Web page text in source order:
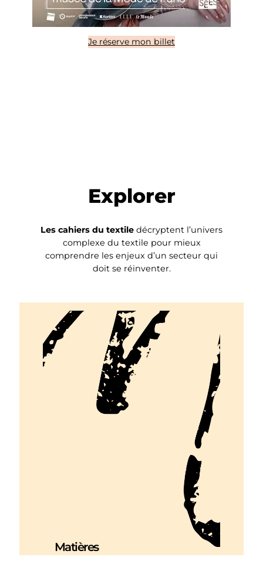
Je réserve mon billet
Explorer
Les cahiers du textile décryptent l’univers
complexe du textile pour mieux
comprendre les enjeux d’un secteur qui
doit se réinventer.
Matières